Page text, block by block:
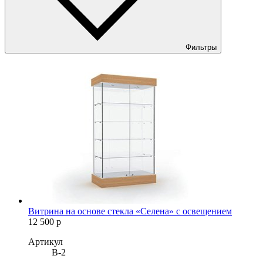
Фильтры
Витрина на основе стекла «Селена» с освещением
12 500 р
Артикул
B-2